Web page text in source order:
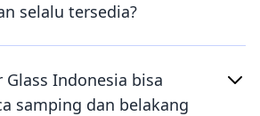
selalu tersedia?
Glass Indonesia bisa
samping dan belakang